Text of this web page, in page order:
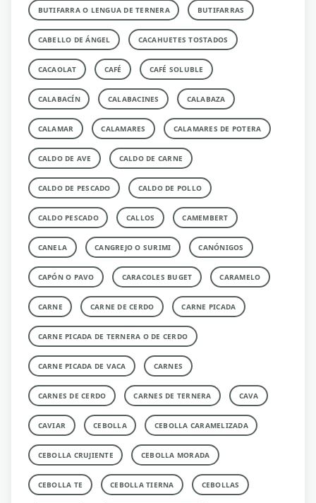
BUTIFARRA O LENGUA DE TERNERA BUTIFARRAS
CABELLO DE ÁNGEL CACAHUETES TOSTADOS
CACAOLAT CAFÉ CAFÉ SOLUBLE
CALABACÍN CALABACINES CALABAZA
CALAMAR CALAMARES CALAMARES DE POTERA
CALDO DE AVE CALDO DE CARNE
CALDO DE PESCADO CALDO DE POLLO
CALDO PESCADO CALLOS CAMEMBERT
CANELA CANGREJO O SURIMI CANÓNIGOS
CAPÓN O PAVO CARACOLES BUGET CARAMELO
CARNE CARNE DE CERDO CARNE PICADA
CARNE PICADA DE TERNERA O DE CERDO
CARNE PICADA DE VACA CARNES
CARNES DE CERDO CARNES DE TERNERA CAVA
CAVIAR CEBOLLA CEBOLLA CARAMELIZADA
CEBOLLA CRUJIENTE CEBOLLA MORADA
CEBOLLA TE CEBOLLA TIERNA CEBOLLAS